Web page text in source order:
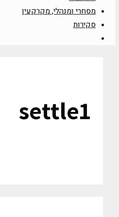
מסחרי ומנהלי, מקרקעין
סקירות
settle1